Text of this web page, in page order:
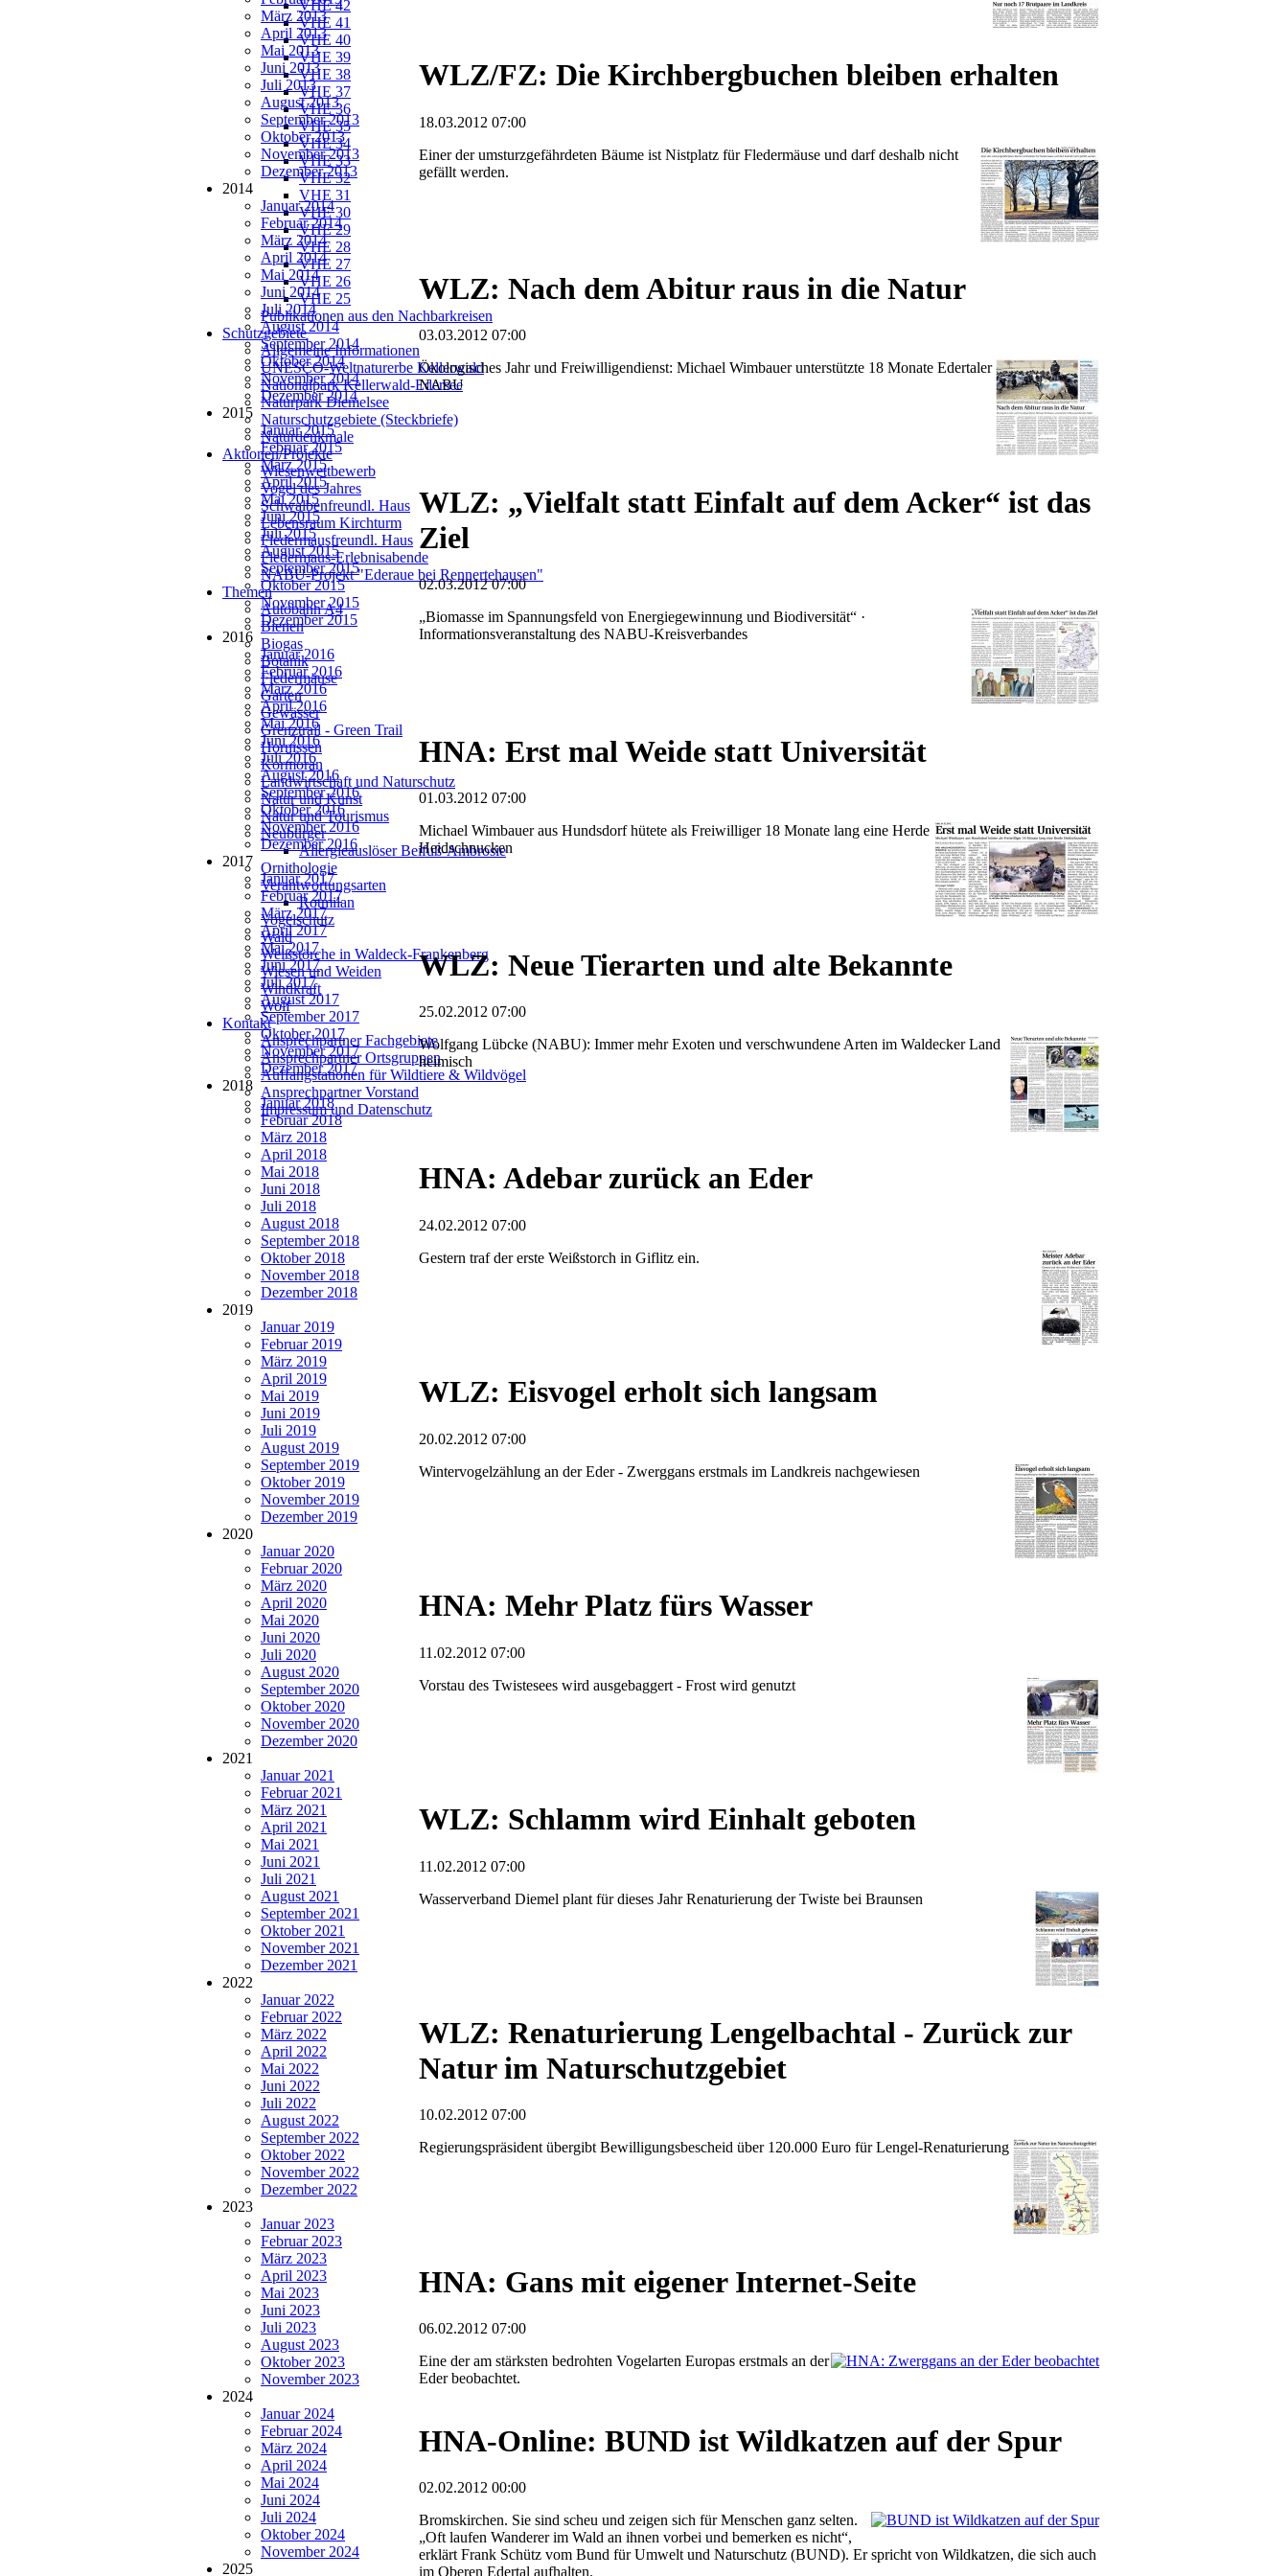
VHE 42
VHE 41
VHE 40
VHE 39
VHE 38
VHE 37
VHE 36
VHE 35
VHE 34
VHE 33
VHE 32
VHE 31
VHE 30
VHE 29
VHE 28
VHE 27
VHE 26
VHE 25
Publikationen aus den Nachbarkreisen
Schutzgebiete
Allgemeine Informationen
UNESCO-Weltnaturerbe Kellerwald
Nationalpark Kellerwald-Edersee
Naturpark Diemelsee
Naturschutzgebiete (Steckbriefe)
Naturdenkmale
Aktionen/Projekte
Wiesenwettbewerb
Vogel des Jahres
Schwalbenfreundl. Haus
Lebensraum Kirchturm
Fledermausfreundl. Haus
Fledermaus-Erlebnisabende
NABU-Projekt "Ederaue bei Rennertehausen"
Themen
Autobahn A4
Bienen
Biogas
Botanik
Fledermäuse
Garten
Gewässer
Grenztrail - Green Trail
Hornissen
Kormoran
Landwirtschaft und Naturschutz
Natur und Kunst
Natur und Tourismus
Neubürger
Allergieauslöser Beifuß-Ambrosie
Ornithologie
Verantwortungsarten
Rotmilan
Vogelschutz
Wald
Weißstörche in Waldeck-Frankenberg
Wiesen und Weiden
Windkraft
Wolf
Kontakt
Ansprechpartner Fachgebiete
Ansprechpartner Ortsgruppen
Auffangstationen für Wildtiere & Wildvögel
Ansprechpartner Vorstand
Impressum und Datenschutz
März 2013
April 2013
Mai 2013
Juni 2013
Juli 2013
August 2013
September 2013
Oktober 2013
November 2013
Dezember 2013
2014
Januar 2014
Februar 2014
März 2014
April 2014
Mai 2014
Juni 2014
Juli 2014
August 2014
September 2014
Oktober 2014
November 2014
Dezember 2014
2015
Januar 2015
Februar 2015
März 2015
April 2015
Mai 2015
Juni 2015
Juli 2015
August 2015
September 2015
Oktober 2015
November 2015
Dezember 2015
2016
Januar 2016
Februar 2016
März 2016
April 2016
Mai 2016
Juni 2016
Juli 2016
August 2016
September 2016
Oktober 2016
November 2016
Dezember 2016
2017
Januar 2017
Februar 2017
März 2017
April 2017
Mai 2017
Juni 2017
Juli 2017
August 2017
September 2017
Oktober 2017
November 2017
Dezember 2017
2018
Januar 2018
Februar 2018
März 2018
April 2018
Mai 2018
Juni 2018
Juli 2018
August 2018
September 2018
Oktober 2018
November 2018
Dezember 2018
2019
Januar 2019
Februar 2019
März 2019
April 2019
Mai 2019
Juni 2019
Juli 2019
August 2019
September 2019
Oktober 2019
November 2019
Dezember 2019
2020
Januar 2020
Februar 2020
März 2020
April 2020
Mai 2020
Juni 2020
Juli 2020
August 2020
September 2020
Oktober 2020
November 2020
Dezember 2020
2021
Januar 2021
Februar 2021
März 2021
April 2021
Mai 2021
Juni 2021
Juli 2021
August 2021
September 2021
Oktober 2021
November 2021
Dezember 2021
2022
Januar 2022
Februar 2022
März 2022
April 2022
Mai 2022
Juni 2022
Juli 2022
August 2022
September 2022
Oktober 2022
November 2022
Dezember 2022
2023
Januar 2023
Februar 2023
März 2023
April 2023
Mai 2023
Juni 2023
Juli 2023
August 2023
Oktober 2023
November 2023
2024
Januar 2024
Februar 2024
März 2024
April 2024
Mai 2024
Juni 2024
Juli 2024
Oktober 2024
November 2024
2025
WLZ/FZ: Die Kirchbergbuchen bleiben erhalten
18.03.2012 07:00
Einer der umsturzgefährdeten Bäume ist Nistplatz für Fledermäuse und darf deshalb nicht
gefällt werden.
WLZ: Nach dem Abitur raus in die Natur
03.03.2012 07:00
Ökologisches Jahr und Freiwilligendienst: Michael Wimbauer unterstützte 18 Monate Edertaler
NABU
WLZ: „Vielfalt statt Einfalt auf dem Acker“ ist das
Ziel
02.03.2012 07:00
„Biomasse im Spannungsfeld von Energiegewinnung und Biodiversität“ ·
Informationsveranstaltung des NABU-Kreisverbandes
HNA: Erst mal Weide statt Universität
01.03.2012 07:00
Michael Wimbauer aus Hundsdorf hütete als Freiwilliger 18 Monate lang eine Herde
Heidschnucken
WLZ: Neue Tierarten und alte Bekannte
25.02.2012 07:00
Wolfgang Lübcke (NABU): Immer mehr Exoten und verschwundene Arten im Waldecker Land
heimisch
HNA: Adebar zurück an Eder
24.02.2012 07:00
Gestern traf der erste Weißstorch in Giflitz ein.
WLZ: Eisvogel erholt sich langsam
20.02.2012 07:00
Wintervogelzählung an der Eder - Zwerggans erstmals im Landkreis nachgewiesen
HNA: Mehr Platz fürs Wasser
11.02.2012 07:00
Vorstau des Twistesees wird ausgebaggert - Frost wird genutzt
WLZ: Schlamm wird Einhalt geboten
11.02.2012 07:00
Wasserverband Diemel plant für dieses Jahr Renaturierung der Twiste bei Braunsen
WLZ: Renaturierung Lengelbachtal - Zurück zur
Natur im Naturschutzgebiet
10.02.2012 07:00
Regierungspräsident übergibt Bewilligungsbescheid über 120.000 Euro für Lengel-Renaturierung
HNA: Gans mit eigener Internet-Seite
06.02.2012 07:00
Eine der am stärksten bedrohten Vogelarten Europas erstmals an der
Eder beobachtet.
HNA-Online: BUND ist Wildkatzen auf der Spur
02.02.2012 00:00
Bromskirchen. Sie sind scheu und zeigen sich für Menschen ganz selten.
„Oft laufen Wanderer im Wald an ihnen vorbei und bemerken es nicht“,
erklärt Frank Schütz vom Bund für Umwelt und Naturschutz (BUND). Er spricht von Wildkatzen, die sich auch
im Oberen Edertal aufhalten.